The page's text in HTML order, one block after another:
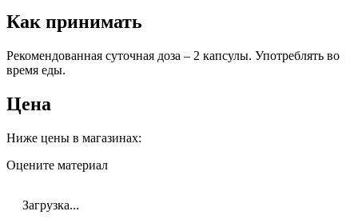
Как принимать
Рекомендованная суточная доза – 2 капсулы. Употреблять во
время еды.
Цена
Ниже цены в магазинах:
Оцените материал
Загрузка...